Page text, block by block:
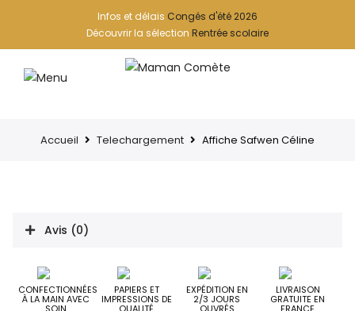
Infos et délais Congés d'été 2026
Découvrir la sélection Rentrée scolaire
Accueil Telechargement Affiche Safwen Céline
Avis (0)
CONFECTIONNÉES
À LA MAIN AVEC
PAPIERS ET
IMPRESSIONS DE
EXPÉDITION EN
2/3 JOURS
LIVRAISON
GRATUITE EN